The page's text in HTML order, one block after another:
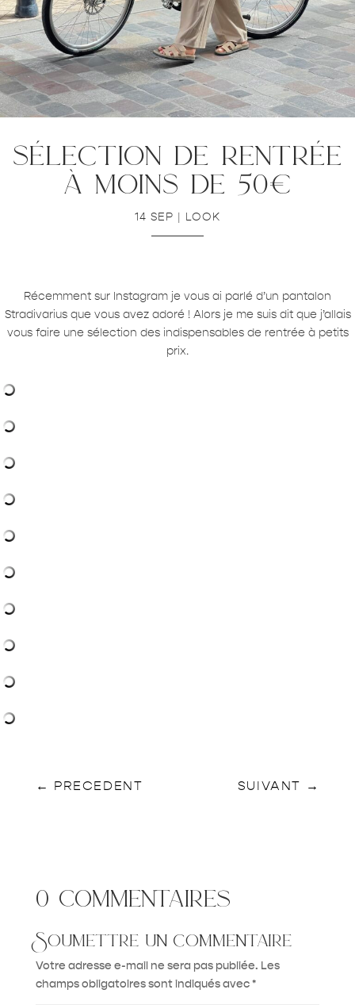
sélection de rentrée
à moins de 50€
14 SEP | LOOK
Récemment sur Instagram je vous ai parlé d’un pantalon
Stradivarius que vous avez adoré ! Alors je me suis dit que j’allais
vous faire une sélection des indispensables de rentrée à petits
prix.
← PRECEDENT SUIVANT →
0 commentaires
Soumettre un commentaire
Votre adresse e-mail ne sera pas publiée. Les
champs obligatoires sont indiqués avec*